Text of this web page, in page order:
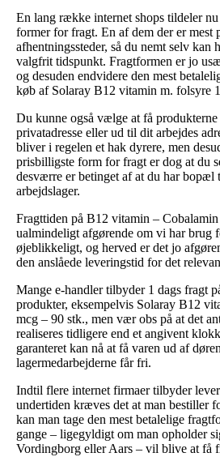
En lang række internet shops tildeler
former for fragt. En af dem der er mest
afhentningssteder, så du nemt selv kan
valgfrit tidspunkt. Fragtformen er jo
og desuden endvidere den mest
køb af Solaray B12 vitamin m. folsyre
Du kunne også vælge at få
privatadresse eller ud til dit arbejdes
bliver i regelen et hak dyrere, men
prisbilligste form for fragt er dog at du
desværre er betinget af at du har bopæl
arbejdslager.
Fragttiden på B12 vitamin –
ualmindeligt afgørende om vi har brug
øjeblikkeligt, og herved er det jo
den anslåede leveringstid for det
Mange e-handler tilbyder 1 dags fragt
produkter, eksempelvis Solaray B12
mcg – 90 stk., men vær obs på at det
realiseres tidligere end et angivent
garanteret kan nå at få varen ud af
lagermedarbejderne får fri.
Indtil flere internet firmaer tilbyder
undertiden kræves det at man bestiller
kan man tage den mest betalelige
gange – ligegyldigt om man opholder
Vordingborg eller Aars – vil blive at få